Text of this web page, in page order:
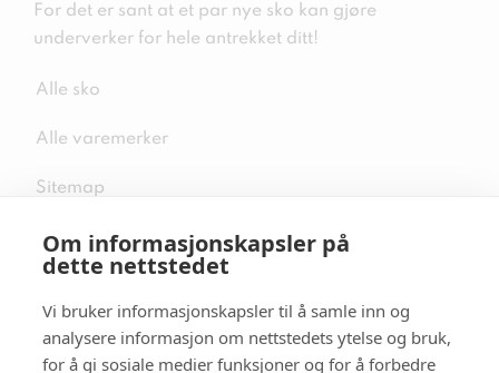
Om informasjonskapsler på
dette nettstedet
Vi bruker informasjonskapsler til å samle inn og
analysere informasjon om nettstedets ytelse og bruk,
for å gi sosiale medier funksjoner og for å forbedre
For det er sant at et par nye sko kan gjøre
underverker for hele antrekket ditt!
Alle sko
Alle varemerker
Sitemap
Følg oss i sosiale medier